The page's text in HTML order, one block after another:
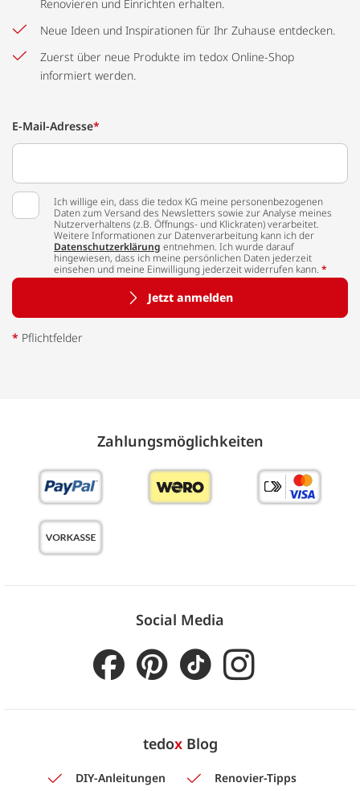
Renovieren und Einrichten erhalten.
Neue Ideen und Inspirationen für Ihr Zuhause entdecken.
Zuerst über neue Produkte im tedox Online-Shop
informiert werden.
E-Mail-Adresse*
Ich willige ein, dass die tedox KG meine personenbezogenen
Daten zum Versand des Newsletters sowie zur Analyse meines
Nutzerverhaltens (z.B. Öffnungs- und Klickraten) verarbeitet.
Weitere Informationen zur Datenverarbeitung kann ich der
Datenschutzerklärung entnehmen. Ich wurde darauf
hingewiesen, dass ich meine persönlichen Daten jederzeit
einsehen und meine Einwilligung jederzeit widerrufen kann. *
Jetzt anmelden
* Pflichtfelder
Zahlungs­möglich­keiten
Social Media
tedoxBlog
DIY-Anleitungen
Renovier-Tipps